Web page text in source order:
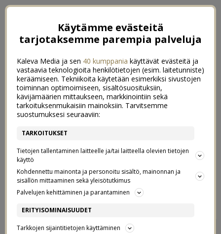
HYVÄN MIELEN ALUSVAATTEET
PARVEKKEEN PARAS SISUSTUSRATKAISU
ELOKUUSSA
Käytämme evästeitä
tarjotaksemme parempia palveluja
Kaleva Media ja sen 40 kumppania käyttävät evästeitä ja
vastaavia teknologioita henkilötietojen (esim. laitetunniste)
keräämiseen. Tekniikoita käytetään esimerkiksi sivustojen
toiminnan optimoimiseen, sisältösuosituksiin,
kävijämäärien mittaukseen, markkinointiin sekä
tarkoituksenmukaisiin mainoksiin. Tarvitsemme
suostumuksesi seuraaviin:
TARKOITUKSET
Tietojen tallentaminen laitteelle ja/tai laitteella olevien tietojen
käyttö
Kohdennettu mainonta ja personoitu sisältö, mainonnan ja
sisällön mittaaminen sekä yleisötutkimus
Palvelujen kehittäminen ja parantaminen
ERITYISOMINAISUUDET
Tarkkojen sijaintitietojen käyttäminen